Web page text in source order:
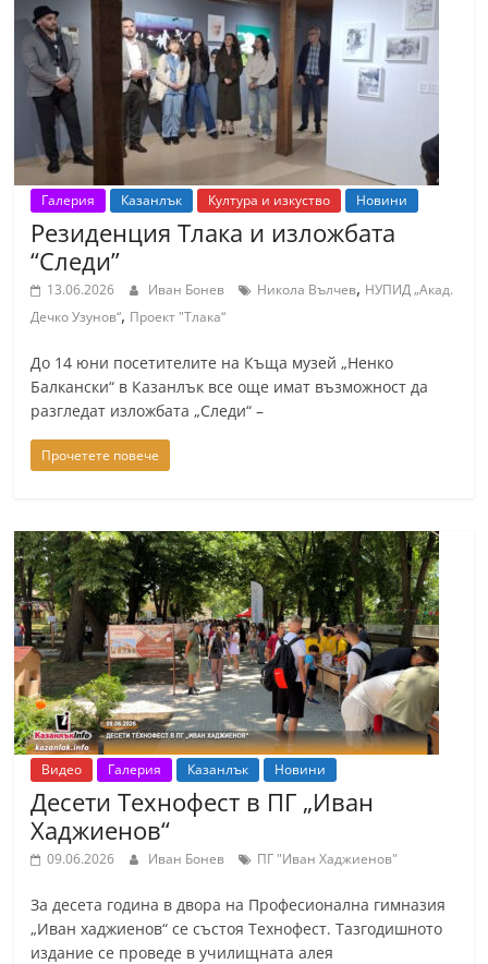
Галерия Казанлък Култура и изкуство Новини
Резиденция Тлака и изложбата
“Следи”
13.06.2026 Иван Бонев Никола Вълчев, НУПИД „Акад.
Дечко Узунов“, Проект "Тлака“
До 14 юни посетителите на Къща музей „Ненко
Балкански“ в Казанлък все още имат възможност да
разгледат изложбата „Следи“ –
Прочетете повече
Видео Галерия Казанлък Новини
Десети Технофест в ПГ „Иван
Хаджиенов“
09.06.2026 Иван Бонев ПГ "Иван Хаджиенов"
За десета година в двора на Професионална гимназия
„Иван хаджиенов“ се състоя Технофест. Тазгодишното
издание се проведе в училищната алея